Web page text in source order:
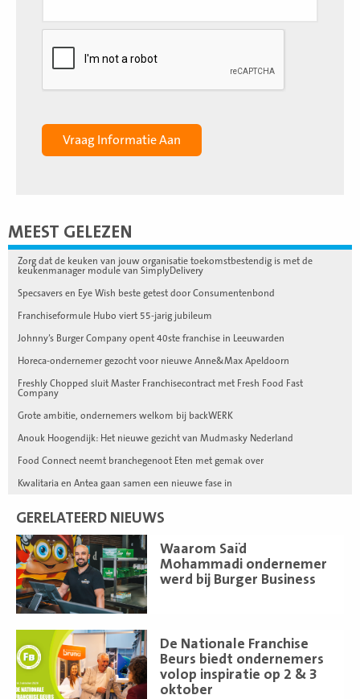
MEEST GELEZEN
Zorg dat de keuken van jouw organisatie toekomstbestendig is met de
keukenmanager module van SimplyDelivery
Specsavers en Eye Wish beste getest door Consumentenbond
Franchiseformule Hubo viert 55-jarig jubileum
Johnny’s Burger Company opent 40ste franchise in Leeuwarden
Horeca-ondernemer gezocht voor nieuwe Anne&Max Apeldoorn
Freshly Chopped sluit Master Franchisecontract met Fresh Food Fast
Company
Grote ambitie, ondernemers welkom bij backWERK
Anouk Hoogendijk: Het nieuwe gezicht van Mudmasky Nederland
Food Connect neemt branchegenoot Eten met gemak over
Kwalitaria en Antea gaan samen een nieuwe fase in
GERELATEERD NIEUWS
Waarom Saïd
Mohammadi ondernemer
werd bij Burger Business
Lees
meer
De Nationale Franchise
Beurs biedt ondernemers
volop inspiratie op 2 & 3
oktober
meer